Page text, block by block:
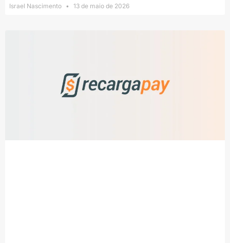
Israel Nascimento 13 de maio de 2026